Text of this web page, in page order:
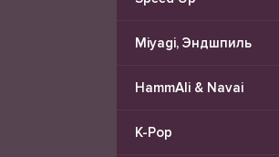
Miyagi, Эндшпиль
HammAli & Navai
K-Pop